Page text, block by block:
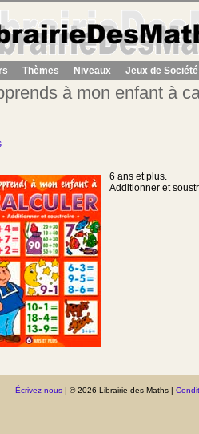
Thèmes Niveaux Jeux de Société
à mon enfant à
6 ans et plus.
Additionner et
Écrivez-nous| © 2026 Librairie des Maths |